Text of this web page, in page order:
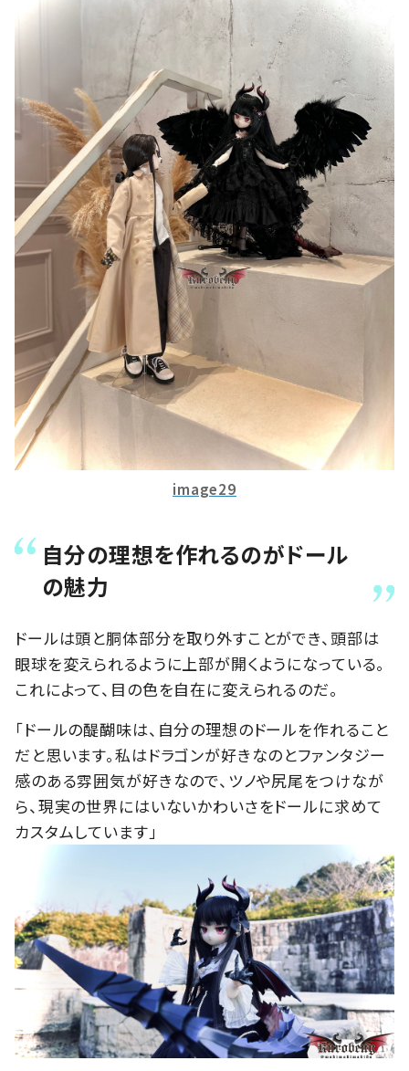
image29
自分の理想を作れるのがドール
の魅力
ドールは頭と胴体部分を取り外すことができ、頭部は
眼球を変えられるように上部が開くようになっている。
これによって、目の色を自在に変えられるのだ。
「ドールの醍醐味は、自分の理想のドールを作れること
だと思います。私はドラゴンが好きなのとファンタジー
感のある雰囲気が好きなので、ツノや尻尾をつけなが
ら、現実の世界にはいないかわいさをドールに求めて
カスタムしています」